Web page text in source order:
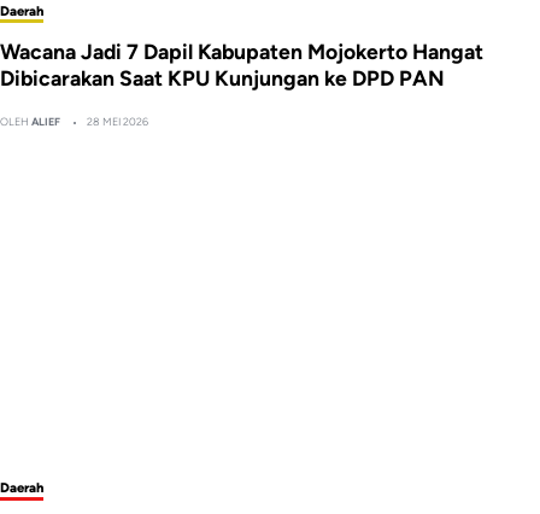
Daerah
Wacana Jadi 7 Dapil Kabupaten Mojokerto Hangat
Dibicarakan Saat KPU Kunjungan ke DPD PAN
OLEHALIEF 28 MEI 2026
Daerah